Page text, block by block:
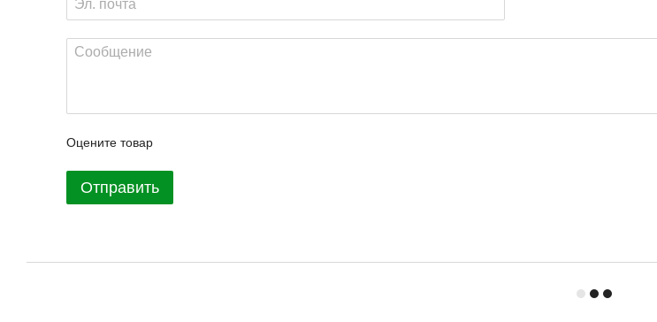
Оцените товар
Отправить